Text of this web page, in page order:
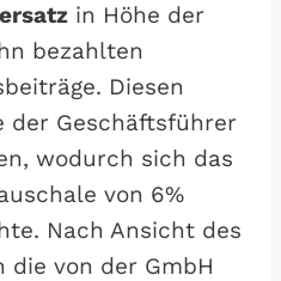
in Höhe der
bezahlten
Diesen
der Geschäftsführer
wodurch sich das
von 6%
Nach Ansicht des
die von der GmbH